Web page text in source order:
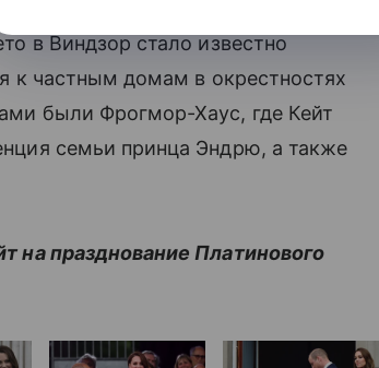
в Виндзор стало известно
к частным домам в окрестностях
были Фрогмор-Хаус, где Кейт
семьи принца Эндрю, а также
на празднование Платинового